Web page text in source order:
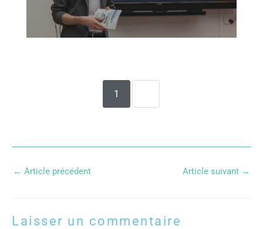
1
← Article précédent Article suivant →
Laisser un commentaire